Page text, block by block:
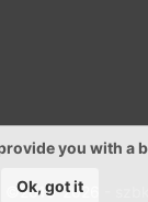
©2016-2026 -
you with a
Ok, got it